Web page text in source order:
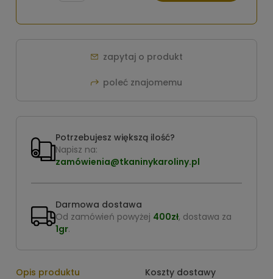
zapytaj o produkt
poleć znajomemu
Potrzebujesz większą ilość?
Napisz na:
zamówienia@tkaninykaroliny.pl
Darmowa dostawa
Od zamówień powyżej 400zł, dostawa za
1gr.
Opis produktu Koszty dostawy